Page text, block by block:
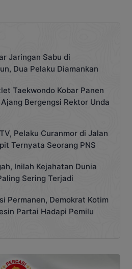
Jaringan Sabu di
Dua Pelaku Diamankan
Taekwondo Kobar Panen
Bergengsi Rektor Unda
Pelaku Curanmor di Jalan
Ternyata Seorang PNS
Inilah Kejahatan Dunia
Sering Terjadi
Permanen, Demokrat Kotim
Partai Hadapi Pemilu